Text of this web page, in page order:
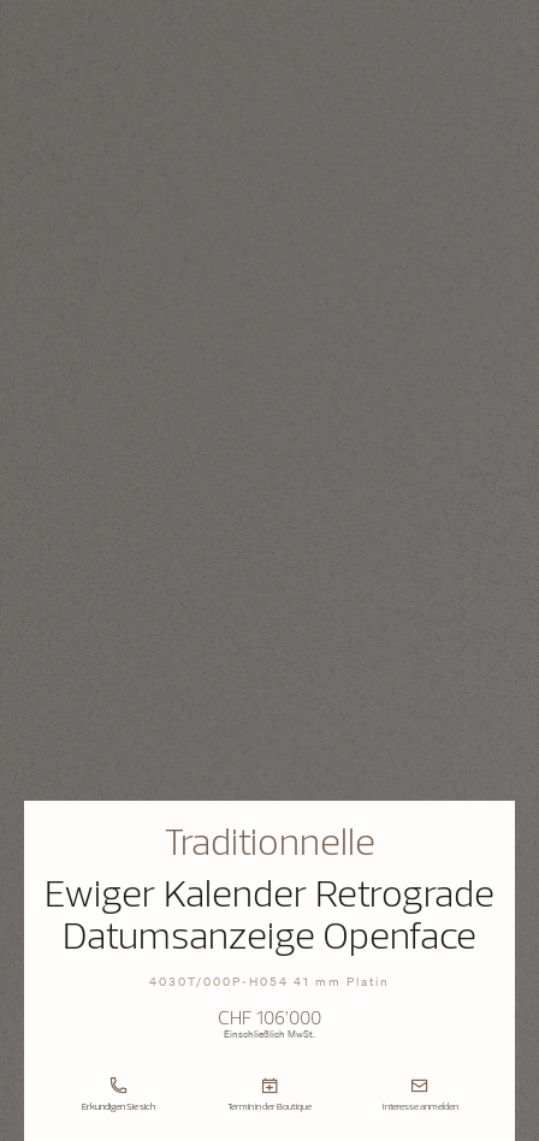
Traditionnelle
Ewiger Kalender Retrograde
Datumsanzeige Openface
4030T/000P-H054 41 mm Platin
CHF 106’000
Einschließlich MwSt.
Erkundigen Sie sich Termin in der Boutique Interesse anmelden